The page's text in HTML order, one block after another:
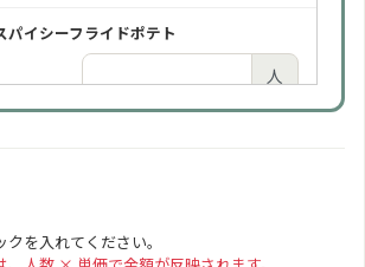
を入れてください。
2時間
人
パイシーフライドポテト
人
り寿司の盛り合わせ